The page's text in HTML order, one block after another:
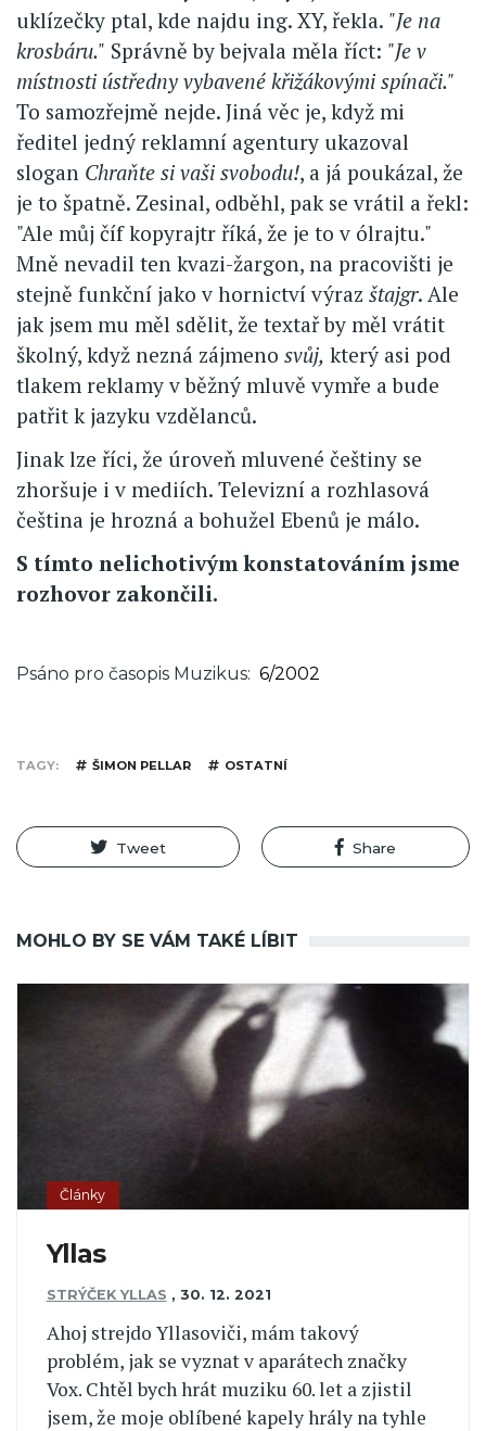
uklízečky ptal, kde najdu ing. XY, řekla. "Je na
krosbáru." Správně by bejvala měla říct: "Je v
místnosti ústředny vybavené křižákovými spínači."
To samozřejmě nejde. Jiná věc je, když mi
ředitel jedný reklamní agentury ukazoval
slogan Chraňte si vaši svobodu!, a já poukázal, že
je to špatně. Zesinal, odběhl, pak se vrátil a řekl:
"Ale můj číf kopyrajtr říká, že je to v ólrajtu."
Mně nevadil ten kvazi-žargon, na pracovišti je
stejně funkční jako v hornictví výraz štajgr. Ale
jak jsem mu měl sdělit, že textař by měl vrátit
školný, když nezná zájmeno svůj, který asi pod
tlakem reklamy v běžný mluvě vymře a bude
patřit k jazyku vzdělanců.
Jinak lze říci, že úroveň mluvené češtiny se
zhoršuje i v mediích. Televizní a rozhlasová
čeština je hrozná a bohužel Ebenů je málo.
S tímto nelichotivým konstatováním jsme
rozhovor zakončili.
Psáno pro časopis Muzikus 6/2002
TAGY ŠIMON PELLAR OSTATNÍ
Tweet Share
MOHLO BY SE VÁM TAKÉ LÍBIT
Články
Yllas
STRÝČEK YLLAS , 30. 12. 2021
Ahoj strejdo Yllasoviči, mám takový
problém, jak se vyznat v aparátech značky
Vox. Chtěl bych hrát muziku 60. let a zjistil
jsem, že moje oblíbené kapely hrály na tyhle